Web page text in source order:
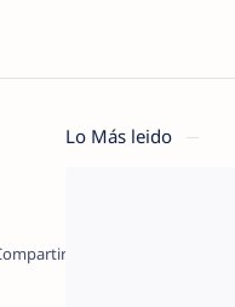
Lo Más leido